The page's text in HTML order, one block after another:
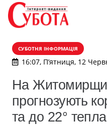
СУБОТНЯ ІНФОРМАЦІЯ
16:07, П’ятниця, 12
На
прогнозують
та до 22° тепла